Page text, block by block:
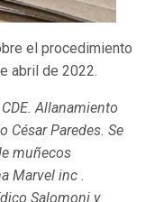
el procedimiento
abril de 2022.
Allanamiento
César Paredes. Se
muñecos
Marvel inc .
Salomoni y